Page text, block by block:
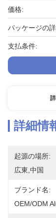
価格:
パッケージの
支払条件:
詳細情
起源の場所:
広東,中国
ブランド名:
OEM/ODM